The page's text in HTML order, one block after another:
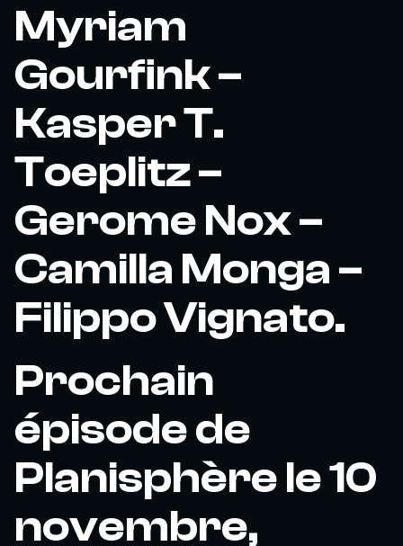
Myriam
Gourfink –
Kasper T.
Toeplitz –
Gerome Nox –
Camilla Monga –
Filippo Vignato.
Prochain
épisode de
Planisphère le 10
novembre,